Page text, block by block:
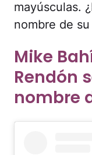
mayúsculas.
nombre de
Mike
Rendón
nombre